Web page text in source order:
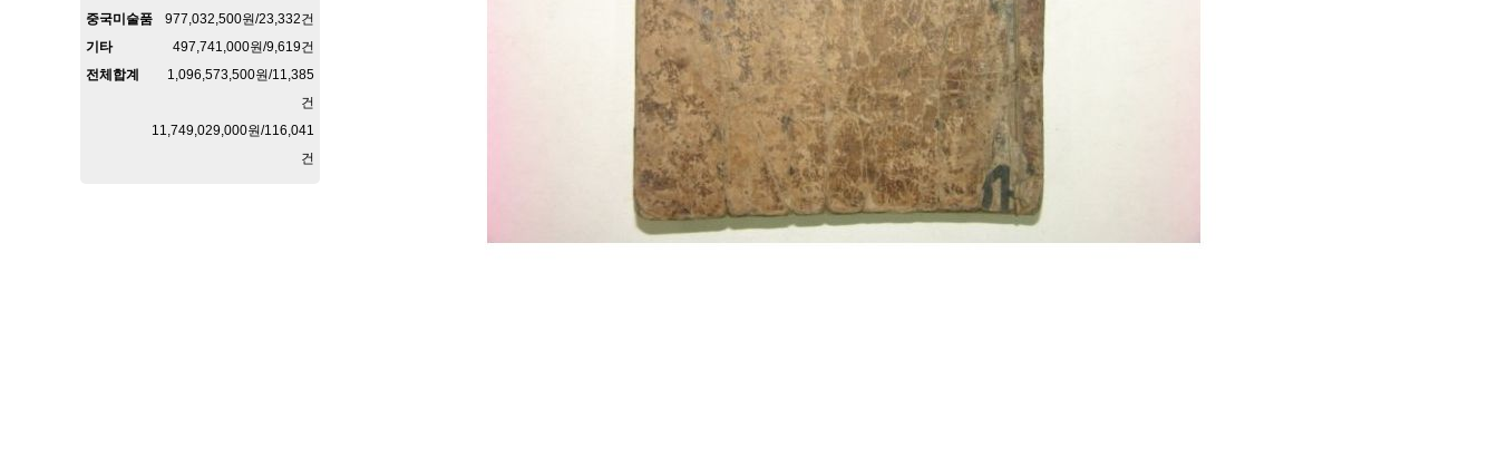
977,032,500원/23,332건
중국미술품
497,741,000원/9,619건
기타
1,096,573,500원/11,385
건
전체합계
11,749,029,000원/116,041
건